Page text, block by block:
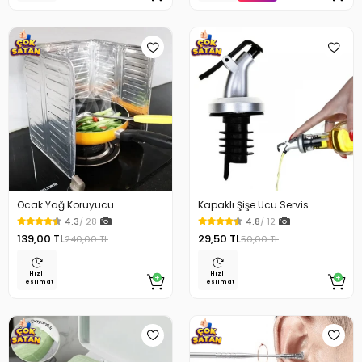
Ocak Yağ Koruyucu
Alüminyum Levha 32.5 x 84
Cm
4.3/ 28
139,00 TL240,00 TL
Hızlı
Teslimat
Kapaklı Şişe Ucu Servis
Aparatı Yağdanlık Tıpa
4.8/ 12
29,50 TL50,00 TL
Hızlı
Teslimat